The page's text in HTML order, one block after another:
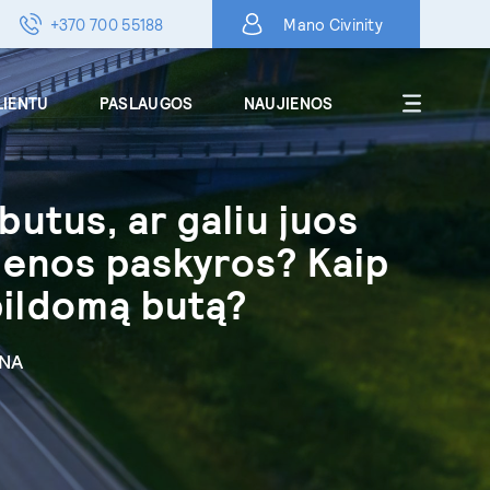
+370 700 55188 Mano Civinity
PASLAUGOS NAUJIENOS
Apie
DUK
Kontaktai
ar galiu juos
paskyros? Kaip
butą?